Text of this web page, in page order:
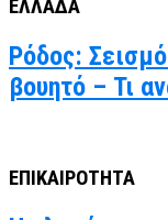
ΕΛΛΑΔΑ
Ρόδος:
βουητό – Τι
ΕΠΙΚΑΙΡΟΤΗΤΑ